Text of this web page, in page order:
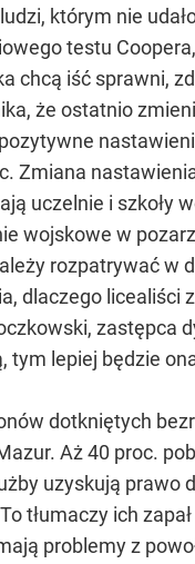
którym nie
testu
chcą iść sprawni,
że ostatnio
Zmiana
uczelnie i szkoły
wojskowe w
rozpatrywać w
dlaczego licealiści
tym lepiej będzie
dotkniętych
Aż 40 proc.
uzyskują
tłumaczy ich
problemy z